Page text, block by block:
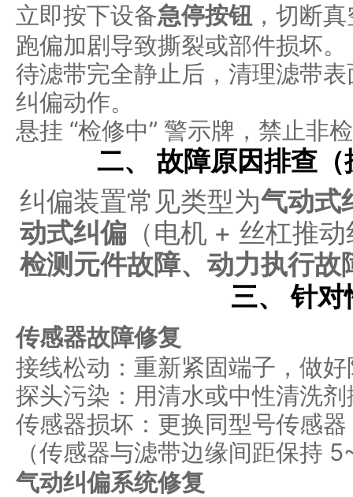
立即按下设备急停按钮 ，切断
跑偏加剧导致撕裂或部件损坏。
待滤带完全静止后，清理滤带
纠偏动作。
悬挂 “检修中” 警示牌，禁止非
二、 故障原因排查
纠偏装置常见类型为气动式
动式纠偏 （电机 + 丝杠推
检测元件故障、动力执行故
三、 针
传感器故障修复
接线松动：重新紧固端子，做
探头污染：用清水或中性清洗
传感器损坏：更换同型号传感
（传感器与滤带边缘间距保持
气动纠偏系统修复